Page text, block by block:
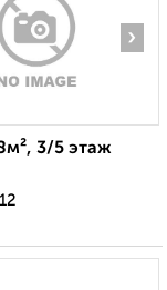
›
3/5 этаж